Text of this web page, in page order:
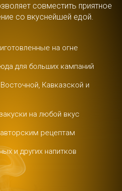
совместить приятное
со вкуснейшей едой.
на огне
для больших кампаний
Кавказской и
на любой вкус
рецептам
и других напитков